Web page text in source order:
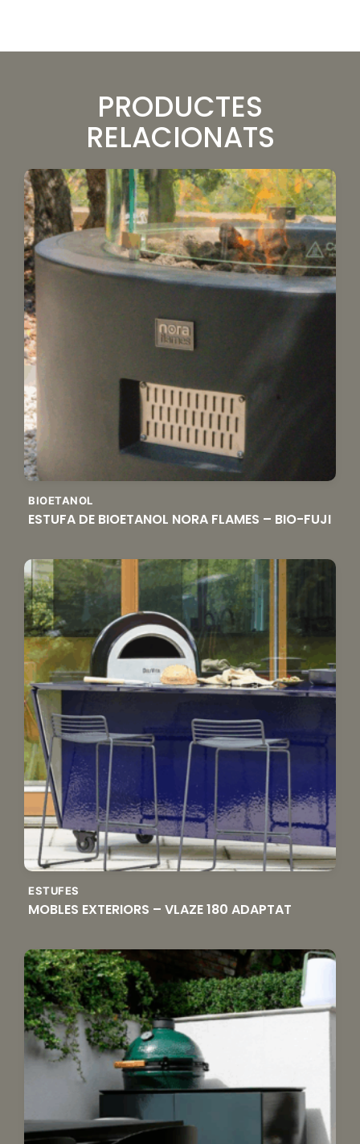
PRODUCTES
RELACIONATS
BIOETANOL
ESTUFA DE BIOETANOL NORA FLAMES – BIO-FUJI
ESTUFES
MOBLES EXTERIORS – VLAZE 180 ADAPTAT